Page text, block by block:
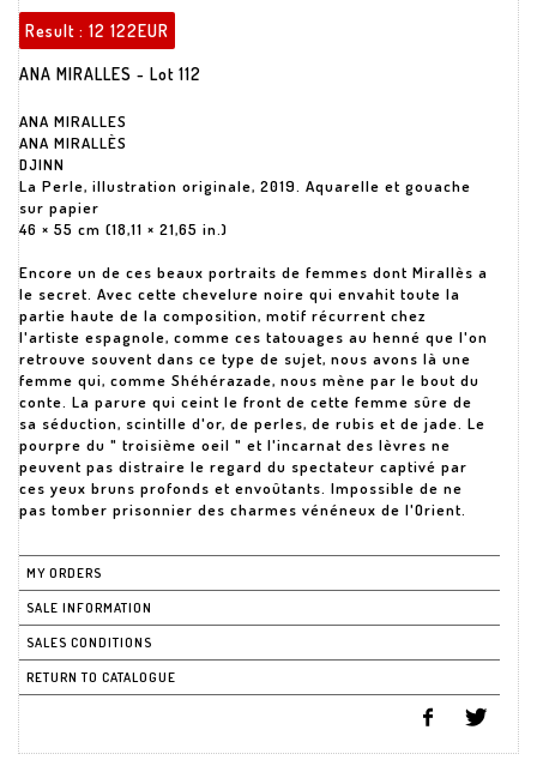
Result : 12 122EUR
ANA MIRALLES - Lot 112
ANA MIRALLES
ANA MIRALLÈS
DJINN
La Perle, illustration originale, 2019. Aquarelle et gouache
sur papier
46 × 55 cm (18,11 × 21,65 in.)
Encore un de ces beaux portraits de femmes dont Mirallès a
le secret. Avec cette chevelure noire qui envahit toute la
partie haute de la composition, motif récurrent chez
l'artiste espagnole, comme ces tatouages au henné que l'on
retrouve souvent dans ce type de sujet, nous avons là une
femme qui, comme Shéhérazade, nous mène par le bout du
conte. La parure qui ceint le front de cette femme sûre de
sa séduction, scintille d'or, de perles, de rubis et de jade. Le
pourpre du " troisième oeil " et l'incarnat des lèvres ne
peuvent pas distraire le regard du spectateur captivé par
ces yeux bruns profonds et envoûtants. Impossible de ne
MY ORDERS
SALE INFORMATION
SALES CONDITIONS
RETURN TO CATALOGUE